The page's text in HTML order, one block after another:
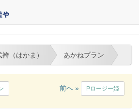
タル｜藍や | 卒業式袴（はかま）
（はかま） あかねプラン
前へ » Pロージー姫